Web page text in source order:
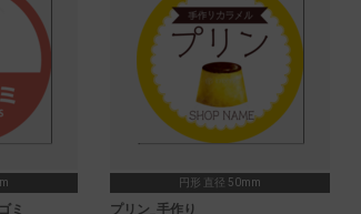
ミ
円形 直径 50mm
プリン_手作り